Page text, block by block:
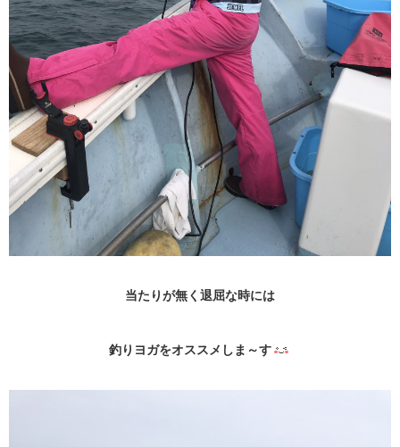
当たりが無く退屈な時には
釣りヨガをオススメしま～す